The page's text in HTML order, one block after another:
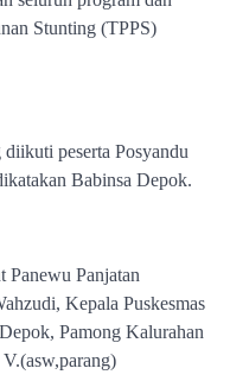
Stunting (TPPS)
peserta Posyandu
Babinsa Depok.
Panewu Panjatan
Kepala Puskesmas
Pamong Kalurahan